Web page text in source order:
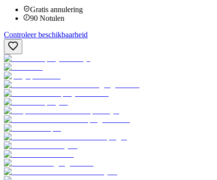
Gratis annulering
90 Notulen
Controleer beschikbaarheid